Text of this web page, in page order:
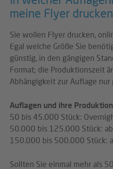
meine Flyer
Sie wollen Flyer drucken,
Egal welche Größe Sie
günstig, in den gängigen
Format; die Produktionszeit
Abhängigkeit zur Auflage nur
Auflagen und ihre
50 bis 45.000 Stück:
50.000 bis 125.000 Stück:
150.000 bis 500.000 Stück:
Sollten Sie einmal mehr als